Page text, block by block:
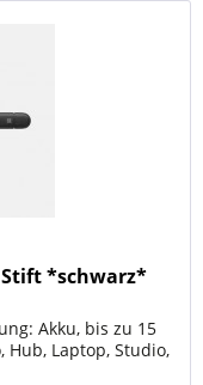
Stift *schwarz*
Akku, bis zu 15
Hub, Laptop, Studio,